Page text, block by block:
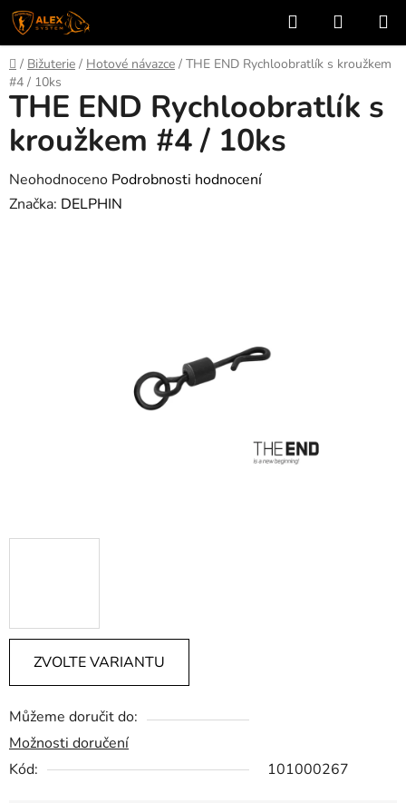
Přejít
na
obsah
Hledat
KOŠÍK
Domů
/ Bižuterie / Hotové návazce / THE END Rychloobratlík s kroužkem
#4 / 10ks
ZVOLTE VARIANTU
Můžeme doručit do:
Možnosti doručení
Kód:
101000267
THE END Rychloobratlík s
kroužkem #4 / 10ks
Průměrné
hodnocení
Neohodnoceno Podrobnosti hodnocení
Značka: DELPHIN